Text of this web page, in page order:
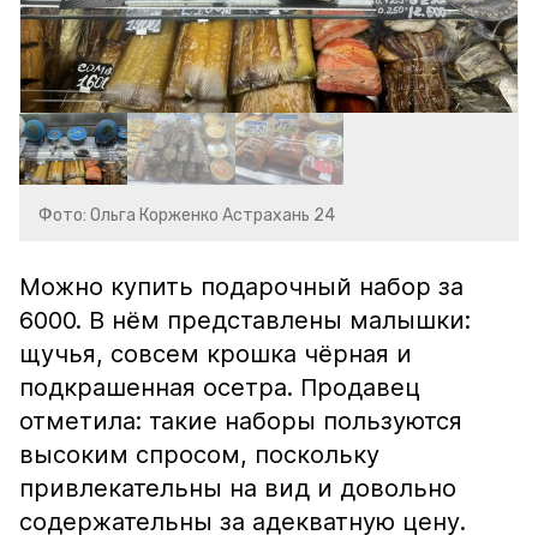
Фото: Ольга Корженко Астрахань 24
Можно купить подарочный набор за
6000. В нём представлены малышки:
щучья, совсем крошка чёрная и
подкрашенная осетра. Продавец
отметила: такие наборы пользуются
высоким спросом, поскольку
привлекательны на вид и довольно
содержательны за адекватную цену.